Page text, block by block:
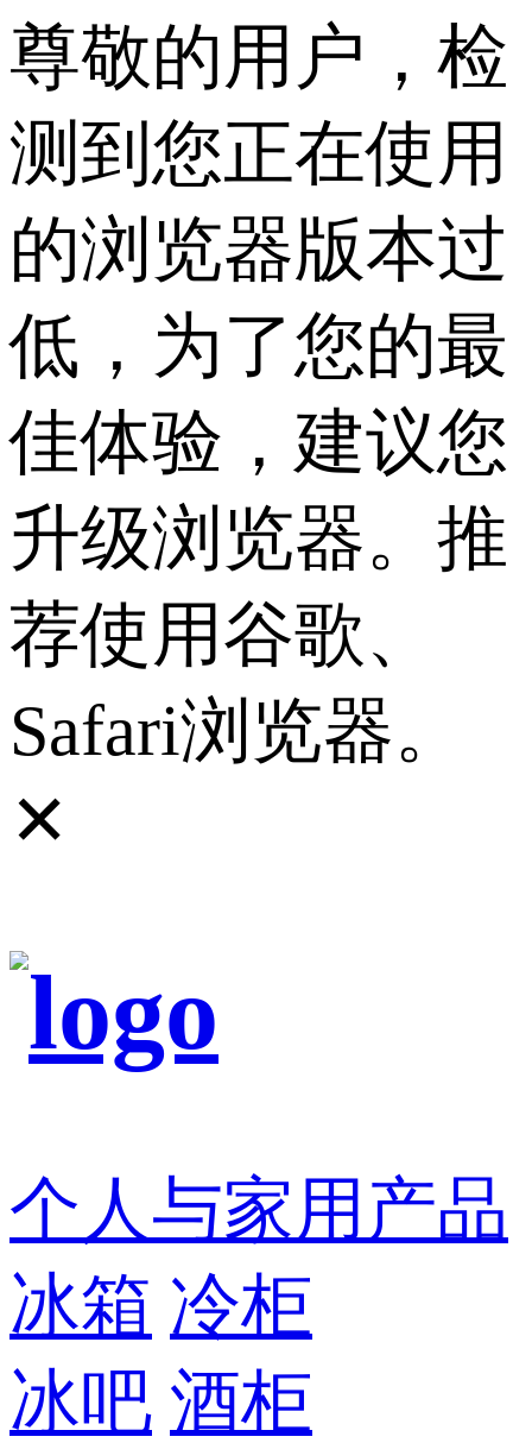
尊敬的用户，检
测到您正在使用
的浏览器版本过
低，为了您的最
佳体验，建议您
升级浏览器。推
荐使用谷歌、
Safari浏览器。
✕
个人与家用产品
冰箱 冷柜
冰吧 酒柜